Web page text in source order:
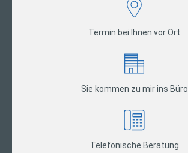
Termin bei Ihnen vor Ort
Sie kommen zu mir ins Büro
Telefonische Beratung